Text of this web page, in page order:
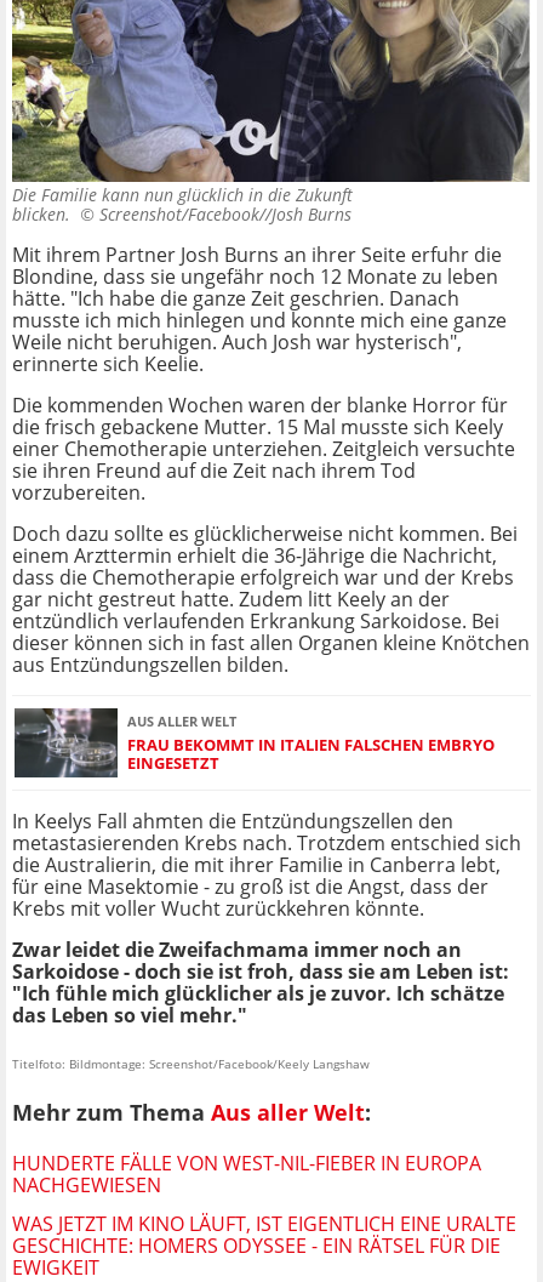
Die Familie kann nun glücklich in die Zukunft
blicken. © Screenshot/Facebook//Josh Burns
Mit ihrem Partner Josh Burns an ihrer Seite erfuhr die
Blondine, dass sie ungefähr noch 12 Monate zu leben
hätte. "Ich habe die ganze Zeit geschrien. Danach
musste ich mich hinlegen und konnte mich eine ganze
Weile nicht beruhigen. Auch Josh war hysterisch",
erinnerte sich Keelie.
Die kommenden Wochen waren der blanke Horror für
die frisch gebackene Mutter. 15 Mal musste sich Keely
einer Chemotherapie unterziehen. Zeitgleich versuchte
sie ihren Freund auf die Zeit nach ihrem Tod
vorzubereiten.
Doch dazu sollte es glücklicherweise nicht kommen. Bei
einem Arzttermin erhielt die 36-Jährige die Nachricht,
dass die Chemotherapie erfolgreich war und der Krebs
gar nicht gestreut hatte. Zudem litt Keely an der
entzündlich verlaufenden Erkrankung Sarkoidose. Bei
dieser können sich in fast allen Organen kleine Knötchen
aus Entzündungszellen bilden.
AUS ALLER WELT
FRAU BEKOMMT IN ITALIEN FALSCHEN EMBRYO
EINGESETZT
In Keelys Fall ahmten die Entzündungszellen den
metastasierenden Krebs nach. Trotzdem entschied sich
die Australierin, die mit ihrer Familie in Canberra lebt,
für eine Masektomie - zu groß ist die Angst, dass der
Krebs mit voller Wucht zurückkehren könnte.
Zwar leidet die Zweifachmama immer noch an
Sarkoidose - doch sie ist froh, dass sie am Leben ist:
"Ich fühle mich glücklicher als je zuvor. Ich schätze
das Leben so viel mehr."
Titelfoto: Bildmontage: Screenshot/Facebook/Keely Langshaw
Mehr zum Thema Aus aller Welt:
HUNDERTE FÄLLE VON WEST-NIL-FIEBER IN EUROPA
NACHGEWIESEN
WAS JETZT IM KINO LÄUFT, IST EIGENTLICH EINE URALTE
GESCHICHTE: HOMERS ODYSSEE - EIN RÄTSEL FÜR DIE
EWIGKEIT